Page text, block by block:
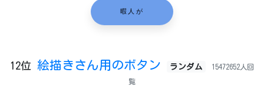
暇人が
12位 絵描きさん用のボタン ランダム 15472652人回
覧